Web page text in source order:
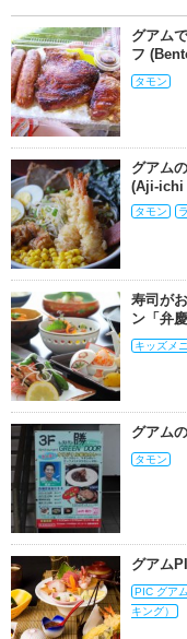
グアム
フ
タモン
グアム
(Aji-ichi
タモン
寿司が
ン「弁
キッズメ
グアム
タモン
グアム
PIC グア
キング）